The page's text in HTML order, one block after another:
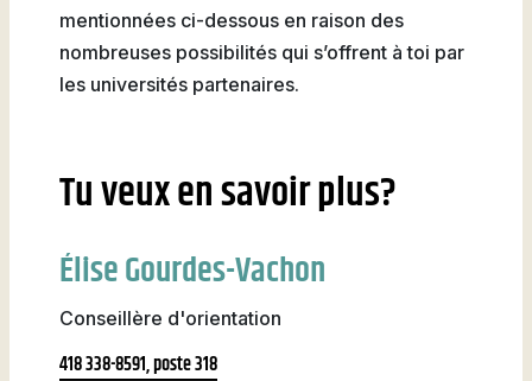
mentionnées ci-dessous en raison des
nombreuses possibilités qui s’offrent à toi par
les universités partenaires.
Tu veux en savoir plus?
Élise Gourdes-Vachon
Conseillère d'orientation
418 338-8591, poste 318